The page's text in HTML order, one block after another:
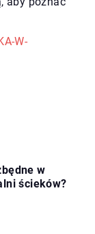
W-
w
ścieków?